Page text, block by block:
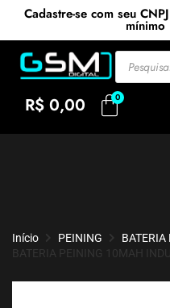
Cadastre-se com seu
R$ 0,00
Início PEINING
BATERIA
BATERIA PEINING 10MAH